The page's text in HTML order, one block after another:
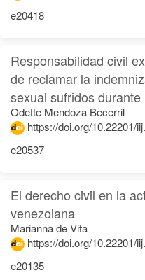
e20418
Responsabilidad civil
de reclamar la
sexual sufridos
Odette Mendoza Becerril
https://doi.org/10.22201/
e20537
El derecho civil en la
venezolana
Marianna de Vita
https://doi.org/10.22201/
e20135